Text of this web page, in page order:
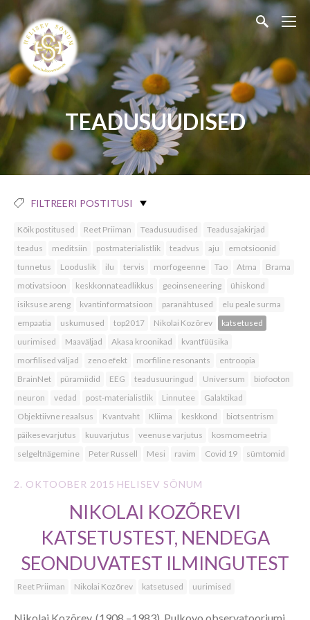
TEADUSUUDISED
FILTREERI POSTITUSI
Kõik postitused Reet Priiman Teadusuudised
Teadusajakirjad
teadus
meditsiin postmaterialistlik teadvus aju
emotsioonid
tunnetus
Looduslik ilu tervis morfogeenne Tao Atma
Brama
motivatsioon
keskkonnateadlikkus geoinseneering
ühiskond
isiksuse areng
kvantinformatsioon paranähtused
elu peale surma
empaatia
uskumused top2017 Nikolai Kozõrev
katsetused
uurimised
Maaväljad Akasa kroonikad
kvantfüüsika
morfilised väljad
zeno efekt morfiline resonants
entroopia
BrainNet
püramiidid EEG teadusuuringud Universum
biofooton
neuron
vedad post-materialistlik Linnutee
Galaktikad
Objektiivne reaalsus
Kvantvaht Kliima keskkond
biotsentrism
päikesevarjutus
kuuvarjutus veenuse varjutus
kosmomeetria
selgeltnägemine
Peter Russell Mesi ravim Covid 19 sümtomid
2. OKTOOBER 2015 HELISEV SÕNUM
NIKOLAI KOZÕREVI
KATSETUSTEST, NENDEGA
SEONDUVATEST ILMINGUTEST
Reet Priiman Nikolai Kozõrev katsetused uurimised
Nikolai Kozõrev, (1908 –1983), Pulkovo observatooriumi